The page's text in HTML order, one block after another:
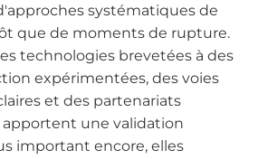
systématiques de
que de moments de rupture.
technologies brevetées à des
expérimentées, des voies
et des partenariats
une validation
important encore, elles